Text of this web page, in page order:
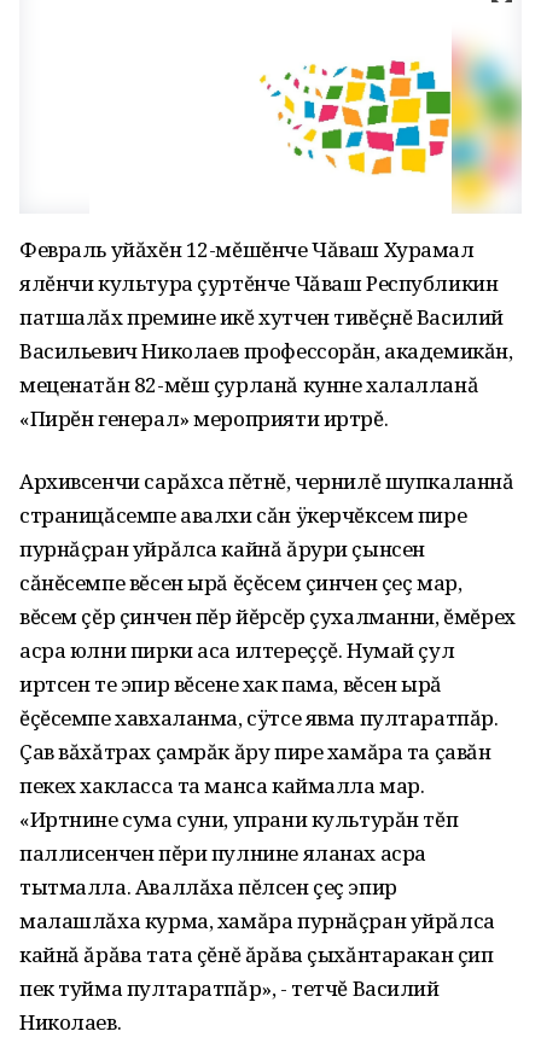
Февраль уйăхĕн 12-мĕшĕнче Чăваш Хурамал
ялĕнчи культура çуртĕнче Чăваш Республикин
патшалăх премине икĕ хутчен тивĕçнĕ Василий
Васильевич Николаев профессорăн, академикăн,
меценатăн 82-мĕш çурланă кунне халалланă
«Пирĕн генерал» мероприяти иртрĕ.
Архивсенчи сарăхса пĕтнĕ, чернилĕ шупкаланнă
страницăсемпе авалхи сăн ÿкерчĕксем пире
пурнăçран уйрăлса кайнă ăрури çынсен
сăнĕсемпе вĕсен ырă ĕçĕсем çинчен çеç мар,
вĕсем çĕр çинчен пĕр йĕрсĕр çухалманни, ĕмĕрех
асра юлни пирки аса илтереççĕ. Нумай çул
иртсен те эпир вĕсене хак пама, вĕсен ырă
ĕçĕсемпе хавхаланма, сÿтсе явма пултаратпăр.
Çав вăхăтрах çамрăк ăру пире хамăра та çавăн
пекех хакласса та манса каймалла мар.
«Иртнине сума суни, упрани культурăн тĕп
паллисенчен пĕри пулнине яланах асра
тытмалла. Аваллăха пĕлсен çеç эпир
малашлăха курма, хамăра пурнăçран уйрăлса
кайнă ăрăва тата çĕнĕ ăрăва çыхăнтаракан çип
пек туйма пултаратпăр», - тетчĕ Василий
Николаев.